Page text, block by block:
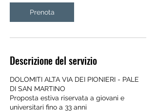
a
t
o
Prenota
Descrizione del servizio
DOLOMITI ALTA VIA DEI PIONIERI - PALE
DI SAN MARTINO
Proposta estiva riservata a giovani e
universitari fino a 33 anni